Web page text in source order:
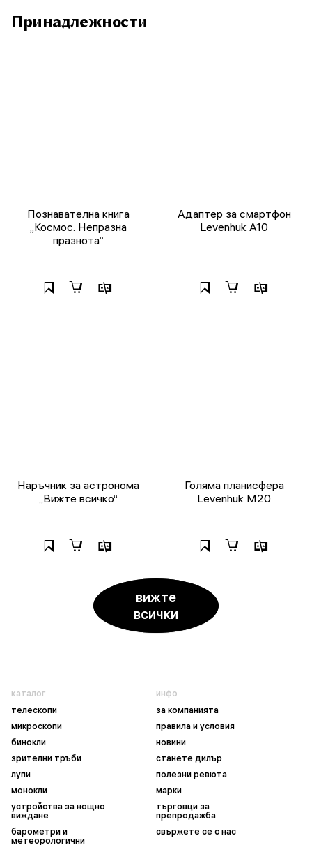
Принадлежности
Познавателна книга
„Космос. Непразна
празнота“
Адаптер за смартфон
Levenhuk A10
Наръчник за астронома
„Вижте всичко“
Голяма планисфера
Levenhuk M20
вижте
всички
каталог
телескопи
микроскопи
бинокли
зрителни тръби
лупи
монокли
устройства за нощно
виждане
барометри и
метеорологични
инфо
за компанията
правила и условия
новини
станете дилър
полезни ревюта
марки
търговци за
препродажба
свържете се с нас